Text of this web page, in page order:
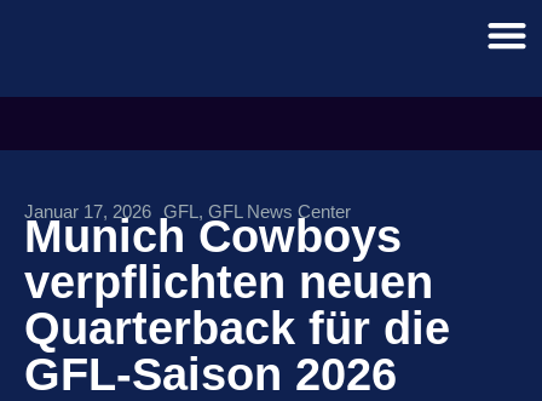
Januar 17, 2026 GFL , GFL News Center
Munich Cowboys
verpflichten neuen
Quarterback für die
GFL-Saison 2026